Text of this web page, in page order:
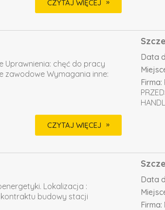
CZYTAJ WIĘCEJ
Uprawnienia: chęć do pracy
zawodowe Wymagania inne:
Data
Firma:
CZYTAJ WIĘCEJ
Lokalizacja :
budowy stacji
Data
Firma: